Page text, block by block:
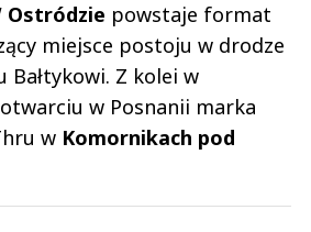
Ostródzie powstaje format
miejsce postoju w drodze
Bałtykowi. Z kolei w
w Posnanii marka
w Komornikach pod